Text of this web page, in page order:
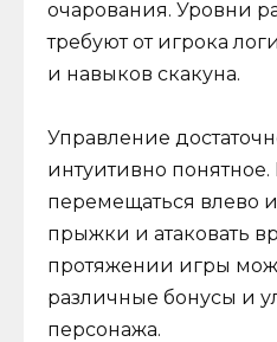
очарования. Уровни
требуют от игрока
и навыков скакуна.
Управление
интуитивно
перемещаться влево
прыжки и атаковать
протяжении игры
различные бонусы и
персонажа.